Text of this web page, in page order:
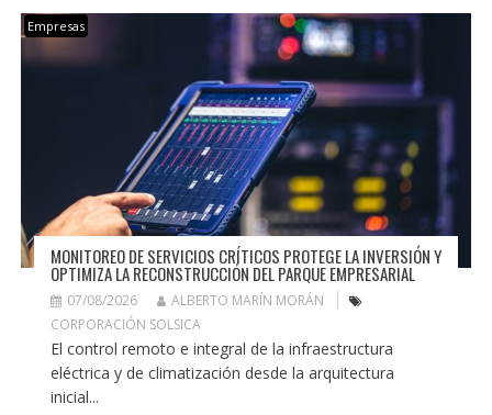
Empresas
MONITOREO DE SERVICIOS CRÍTICOS PROTEGE LA INVERSIÓN Y
OPTIMIZA LA RECONSTRUCCIÓN DEL PARQUE EMPRESARIAL
07/08/2026
ALBERTO MARÍN MORÁN
CORPORACIÓN SOLSICA
El control remoto e integral de la infraestructura
eléctrica y de climatización desde la arquitectura
inicial...